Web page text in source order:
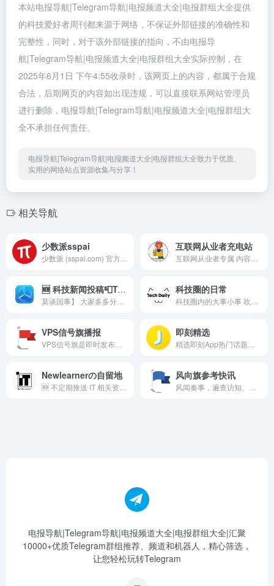
本站电报导航|Telegram导航|电报频道大全|电报群组大全提供
的科技爱好者周刊都来源于网络，不保证外部链接的准确性和
完整性，同时，对于该外部链接的指向，不由电报导
航|Telegram导航|电报频道大全|电报群组大全实际控制，在
2025年6月1日 下午4:55收录时，该网页上的内容，都属于合规
合法，后期网页的内容如出现违规，可以直接联系网站管理员
进行删除，电报导航|Telegram导航|电报频道大全|电报群组大
全不承担任何责任。
电报导航|Telegram导航|电报频道大全|电报群组大全致力于优质、
实用的网络站点资源收集与分享！
相关导航
少数派sspai 互联网从业者充电站
🆕 科技新闻投稿📮TestFlight 科技圈的日常
VPS信号旗播报 即刻精选
Newlearnerの自留地 风向旗参考快讯
电报导航|Telegram导航|电报频道大全|电报群组大全|汇聚
10000+优质Telegram群组推荐、频道和机器人，精心筛选，
让您轻松玩转Telegram